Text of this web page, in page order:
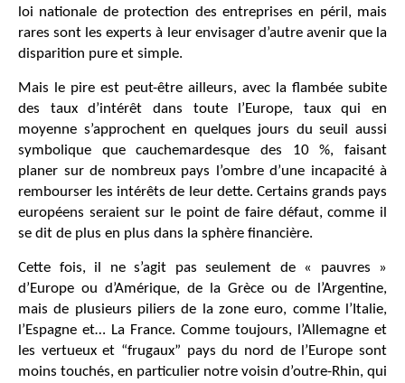
loi nationale de protection des entreprises en péril, mais
rares sont les experts à leur envisager d’autre avenir que la
disparition pure et simple.
Mais le pire est peut-être ailleurs, avec la flambée subite
des taux d’intérêt dans toute l’Europe, taux qui en
moyenne s’approchent en quelques jours du seuil aussi
symbolique que cauchemardesque des 10 %, faisant
planer sur de nombreux pays l’ombre d’une incapacité à
rembourser les intérêts de leur dette. Certains grands pays
européens seraient sur le point de faire défaut, comme il
se dit de plus en plus dans la sphère financière.
Cette fois, il ne s’agit pas seulement de « pauvres »
d’Europe ou d’Amérique, de la Grèce ou de l’Argentine,
mais de plusieurs piliers de la zone euro, comme l’Italie,
l’Espagne et… La France. Comme toujours, l’Allemagne et
les vertueux et “frugaux” pays du nord de l’Europe sont
moins touchés, en particulier notre voisin d’outre-Rhin, qui